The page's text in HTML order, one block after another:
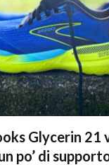
Glycerin 21
po’ di